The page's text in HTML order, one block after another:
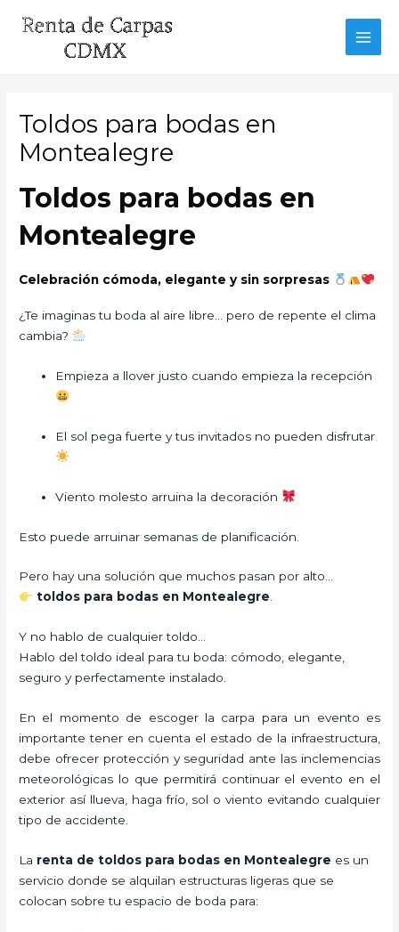
Toldos para bodas en
Montealegre
Toldos para bodas en
Montealegre
Celebración cómoda, elegante y sin sorpresas
¿Te imaginas tu boda al aire libre… pero de repente el clima
cambia?
Empieza a llover justo cuando empieza la recepción
El sol pega fuerte y tus invitados no pueden disfrutar
Viento molesto arruina la decoración
Esto puede arruinar semanas de planificación.
Pero hay una solución que muchos pasan por alto…
toldos para bodas en Montealegre.
Y no hablo de cualquier toldo…
Hablo del toldo ideal para tu boda: cómodo, elegante,
seguro y perfectamente instalado.
En el momento de escoger la carpa para un evento es
importante tener en cuenta el estado de la infraestructura,
debe ofrecer protección y seguridad ante las inclemencias
meteorológicas lo que permitirá continuar el evento en el
exterior así llueva, haga frío, sol o viento evitando cualquier
tipo de accidente.
La renta de toldos para bodas en Montealegre es un
servicio donde se alquilan estructuras ligeras que se
colocan sobre tu espacio de boda para: